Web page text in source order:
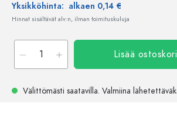
Yksikköhinta: alkaen 0,14 €
Hinnat sisältävät alv:n, ilman toimituskuluja
Lisää
Välittömästi saatavilla. Valmiina